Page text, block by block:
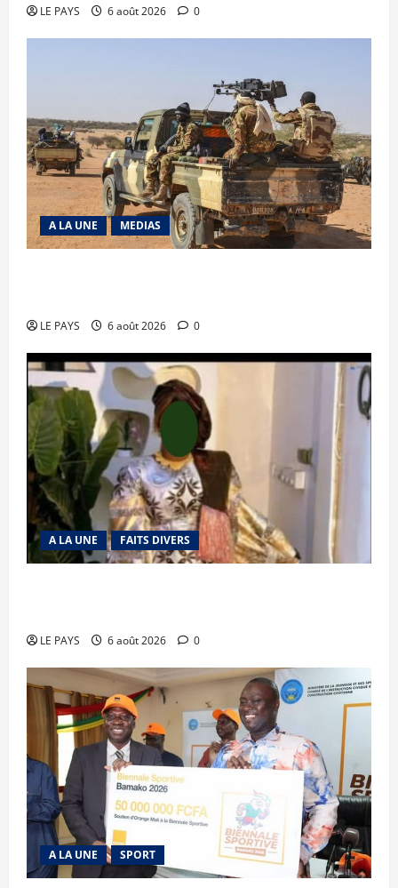
LE PAYS 6 août 2026 0
A LA UNE MEDIAS
LE PAYS 6 août 2026 0
A LA UNE FAITS DIVERS
LE PAYS 6 août 2026 0
A LA UNE SPORT